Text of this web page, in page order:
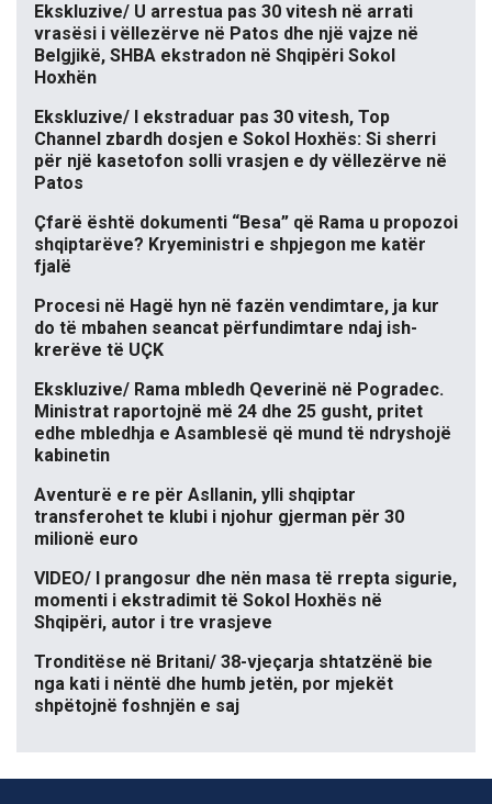
Ekskluzive/ U arrestua pas 30 vitesh në arrati
vrasësi i vëllezërve në Patos dhe një vajze në
Belgjikë, SHBA ekstradon në Shqipëri Sokol
Hoxhën
Ekskluzive/ I ekstraduar pas 30 vitesh, Top
Channel zbardh dosjen e Sokol Hoxhës: Si sherri
për një kasetofon solli vrasjen e dy vëllezërve në
Patos
Çfarë është dokumenti “Besa” që Rama u propozoi
shqiptarëve? Kryeministri e shpjegon me katër
fjalë
Procesi në Hagë hyn në fazën vendimtare, ja kur
do të mbahen seancat përfundimtare ndaj ish-
krerëve të UÇK
Ekskluzive/ Rama mbledh Qeverinë në Pogradec.
Ministrat raportojnë më 24 dhe 25 gusht, pritet
edhe mbledhja e Asamblesë që mund të ndryshojë
kabinetin
Aventurë e re për Asllanin, ylli shqiptar
transferohet te klubi i njohur gjerman për 30
milionë euro
VIDEO/ I prangosur dhe nën masa të rrepta sigurie,
momenti i ekstradimit të Sokol Hoxhës në
Shqipëri, autor i tre vrasjeve
Tronditëse në Britani/ 38-vjeçarja shtatzënë bie
nga kati i nëntë dhe humb jetën, por mjekët
shpëtojnë foshnjën e saj